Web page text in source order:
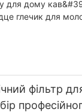
фільтр